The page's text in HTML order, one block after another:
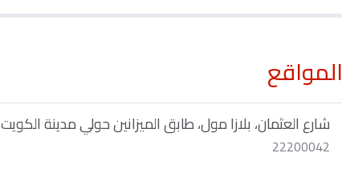
المواقع
شارع العثمان، بلازا مول، طابق الميزانين حولي مدينة الكويت
22200042